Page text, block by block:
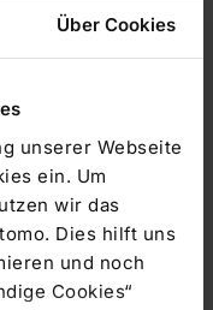
Über Cookies
unserer Webseite
ein. Um
wir das
Dies hilft uns
und noch
Cookies“
2012
2009
2007
2006